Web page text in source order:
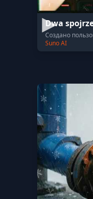
Dwa
Создано
Suno AI